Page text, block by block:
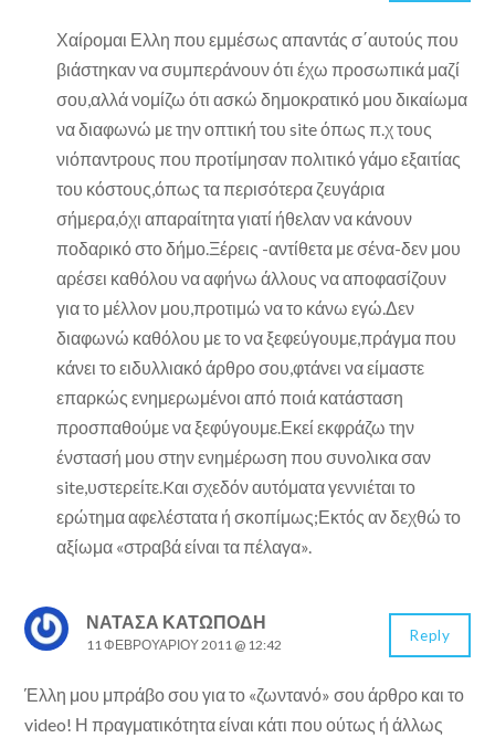
Χαίρομαι Ελλη που εμμέσως απαντάς σ΄αυτούς που
βιάστηκαν να συμπεράνουν ότι έχω προσωπικά μαζί
σου,αλλά νομίζω ότι ασκώ δημοκρατικό μου δικαίωμα
να διαφωνώ με την οπτική του site όπως π.χ τους
νιόπαντρους που προτίμησαν πολιτικό γάμο εξαιτίας
του κόστους,όπως τα περισότερα ζευγάρια
σήμερα,όχι απαραίτητα γιατί ήθελαν να κάνουν
ποδαρικό στο δήμο.Ξέρεις -αντίθετα με σένα-δεν μου
αρέσει καθόλου να αφήνω άλλους να αποφασίζουν
για το μέλλον μου,προτιμώ να το κάνω εγώ.Δεν
διαφωνώ καθόλου με το να ξεφεύγουμε,πράγμα που
κάνει το ειδυλλιακό άρθρο σου,φτάνει να είμαστε
επαρκώς ενημερωμένοι από ποιά κατάσταση
προσπαθούμε να ξεφύγουμε.Εκεί εκφράζω την
ένστασή μου στην ενημέρωση που συνολικα σαν
site,υστερείτε.Kαι σχεδόν αυτόματα γεννιέται το
ερώτημα αφελέστατα ή σκοπίμως;Εκτός αν δεχθώ το
αξίωμα «στραβά είναι τα πέλαγα».
ΝΑΤΆΣΑ ΚΑΤΩΠΌΔΗ
11 ΦΕΒΡΟΥΑΡΊΟΥ 2011 @ 12:42
Έλλη μου μπράβο σου για το «ζωντανό» σου άρθρο και το
video! Η πραγματικότητα είναι κάτι που ούτως ή άλλως
Reply